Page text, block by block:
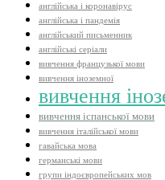
англійська і коронавірус
англійська і пандемія
англійський письменник
англійські серіали
вивчення французької мови
вивчення іноземної
вивчення
вивчення іспанської мови
вивчення італійської мови
гавайська мова
германські мови
групи індоєвропейських мов